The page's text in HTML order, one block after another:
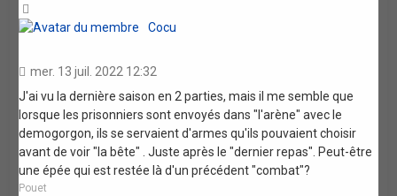
Cocu
mer. 13 juil. 2022 12:32
J'ai vu la dernière saison en 2 parties, mais il me semble que
lorsque les prisonniers sont envoyés dans "l'arène" avec le
demogorgon, ils se servaient d'armes qu'ils pouvaient choisir
avant de voir "la bête" . Juste après le "dernier repas". Peut-être
une épée qui est restée là d'un précédent "combat"?
Pouet